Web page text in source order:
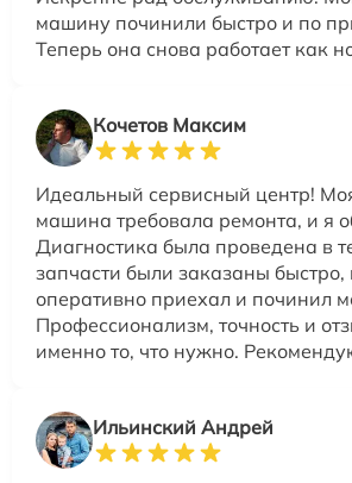
машину починили быстро и по
Теперь она снова работает как
Кочетов Максим
Идеальный сервисный центр!
машина требовала ремонта, и я
Диагностика была проведена в
запчасти были заказаны быстро,
оперативно приехал и починил
Профессионализм, точность и
именно то, что нужно.
Ильинский Андрей